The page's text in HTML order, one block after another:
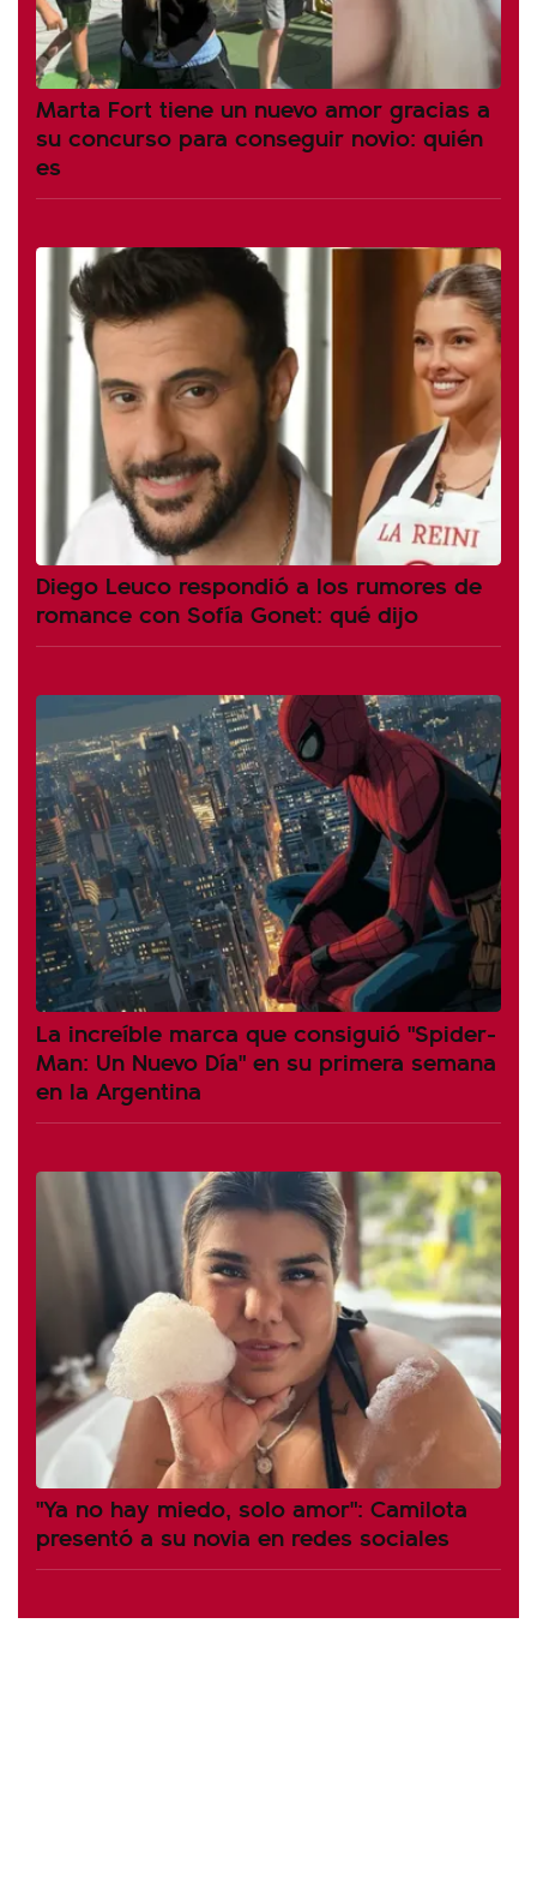
Marta Fort tiene un nuevo amor gracias a
su concurso para conseguir novio: quién
es
Diego Leuco respondió a los rumores de
romance con Sofía Gonet: qué dijo
La increíble marca que consiguió "Spider-
Man: Un Nuevo Día" en su primera semana
en la Argentina
"Ya no hay miedo, solo amor": Camilota
presentó a su novia en redes sociales